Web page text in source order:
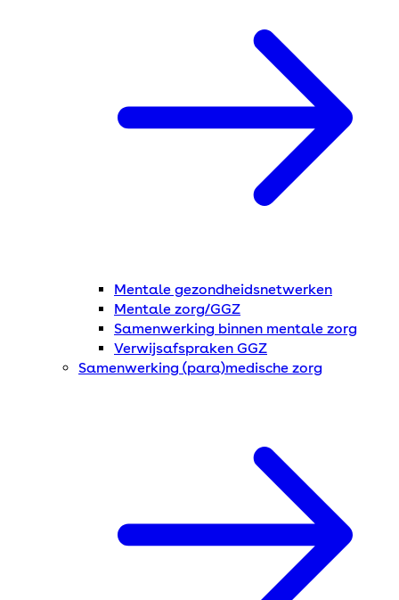
Mentale gezondheidsnetwerken
Mentale zorg/GGZ
Samenwerking binnen mentale zorg
Verwijsafspraken GGZ
Samenwerking (para)medische zorg